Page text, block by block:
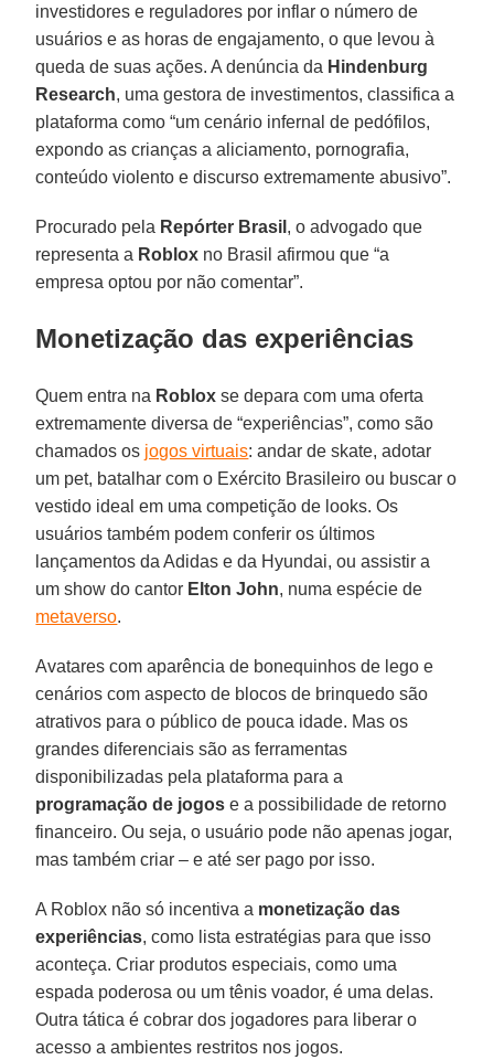
investidores e reguladores por inflar o número de
usuários e as horas de engajamento, o que levou à
queda de suas ações. A denúncia da Hindenburg
Research, uma gestora de investimentos, classifica a
plataforma como “um cenário infernal de pedófilos,
expondo as crianças a aliciamento, pornografia,
conteúdo violento e discurso extremamente abusivo”.
Procurado pela Repórter Brasil , o advogado que
representa a Roblox no Brasil afirmou que “a
empresa optou por não comentar”.
Monetização das experiências
Quem entra na Roblox se depara com uma oferta
extremamente diversa de “experiências”, como são
chamados os jogos virtuais: andar de skate, adotar
um pet, batalhar com o Exército Brasileiro ou buscar o
vestido ideal em uma competição de looks. Os
usuários também podem conferir os últimos
lançamentos da Adidas e da Hyundai, ou assistir a
um show do cantor Elton John, numa espécie de
metaverso.
Avatares com aparência de bonequinhos de lego e
cenários com aspecto de blocos de brinquedo são
atrativos para o público de pouca idade. Mas os
grandes diferenciais são as ferramentas
disponibilizadas pela plataforma para a
programação de jogos e a possibilidade de retorno
financeiro. Ou seja, o usuário pode não apenas jogar,
mas também criar – e até ser pago por isso.
A Roblox não só incentiva a monetização das
experiências, como lista estratégias para que isso
aconteça. Criar produtos especiais, como uma
espada poderosa ou um tênis voador, é uma delas.
Outra tática é cobrar dos jogadores para liberar o
acesso a ambientes restritos nos jogos.